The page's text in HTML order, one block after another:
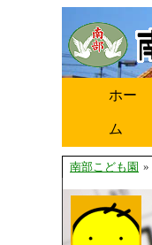
ホー
ム
南部こども園 »